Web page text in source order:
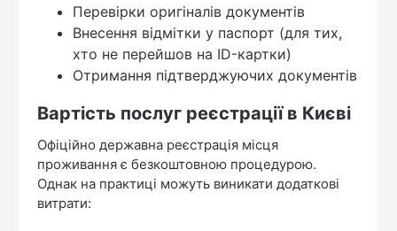
Перевірки оригіналів документів
Внесення відмітки у паспорт (для тих,
хто не перейшов на ID-картки)
Отримання підтверджуючих документів
Вартість послуг реєстрації в Києві
Офіційно державна реєстрація місця
проживання є безкоштовною процедурою.
Однак на практиці можуть виникати додаткові
витрати: